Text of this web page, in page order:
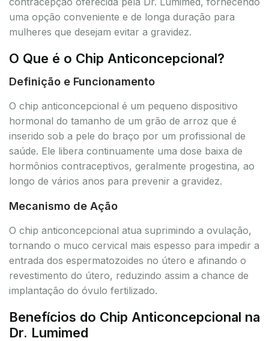
uma opção conveniente e de longa duração para
mulheres que desejam evitar a gravidez.
O Que é o Chip Anticoncepcional?
Definição e Funcionamento
O chip anticoncepcional é um pequeno dispositivo
hormonal do tamanho de um grão de arroz que é
inserido sob a pele do braço por um profissional de
saúde. Ele libera continuamente uma dose baixa de
hormônios contraceptivos, geralmente progestina, ao
longo de vários anos para prevenir a gravidez.
Mecanismo de Ação
O chip anticoncepcional atua suprimindo a ovulação,
tornando o muco cervical mais espesso para impedir a
entrada dos espermatozoides no útero e afinando o
revestimento do útero, reduzindo assim a chance de
implantação do óvulo fertilizado.
Benefícios do Chip Anticoncepcional na
Dr. Lumimed